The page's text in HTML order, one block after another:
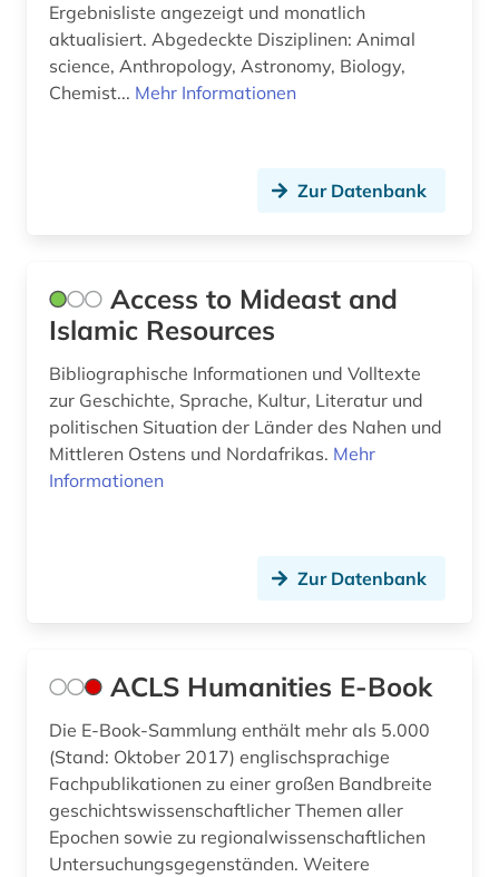
christianisierung (1)
christliche ethik (2)
christliche mission (1)
chronik (1)
chronologie (1)
church missionary society <london> (1)
darfur (1)
demokratie (1)
dendi (1)
denkschrift (1)
Ergebnisliste angezeigt und monatlich
aktualisiert. Abgedeckte Disziplinen: Animal
science, Anthropology, Astronomy, Biology,
Chemist... Mehr Informationen
Zur Datenbank
Access to Mideast and
Islamic Resources
Bibliographische Informationen und Volltexte
zur Geschichte, Sprache, Kultur, Literatur und
politischen Situation der Länder des Nahen und
Mittleren Ostens und Nordafrikas. Mehr
Informationen
Zur Datenbank
ACLS Humanities E-Book
Die E-Book-Sammlung enthält mehr als 5.000
(Stand: Oktober 2017) englischsprachige
Fachpublikationen zu einer großen Bandbreite
geschichtswissenschaftlicher Themen aller
Epochen sowie zu regionalwissenschaftlichen
Untersuchungsgegenständen. Weitere